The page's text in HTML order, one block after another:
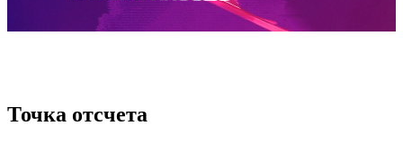
Точка отсчета